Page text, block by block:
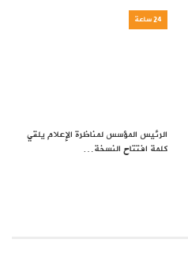
24 ساعة
الرئيس المؤسس لمناظرة الإعلام يلقي
كلمة افتتاح النسخة…